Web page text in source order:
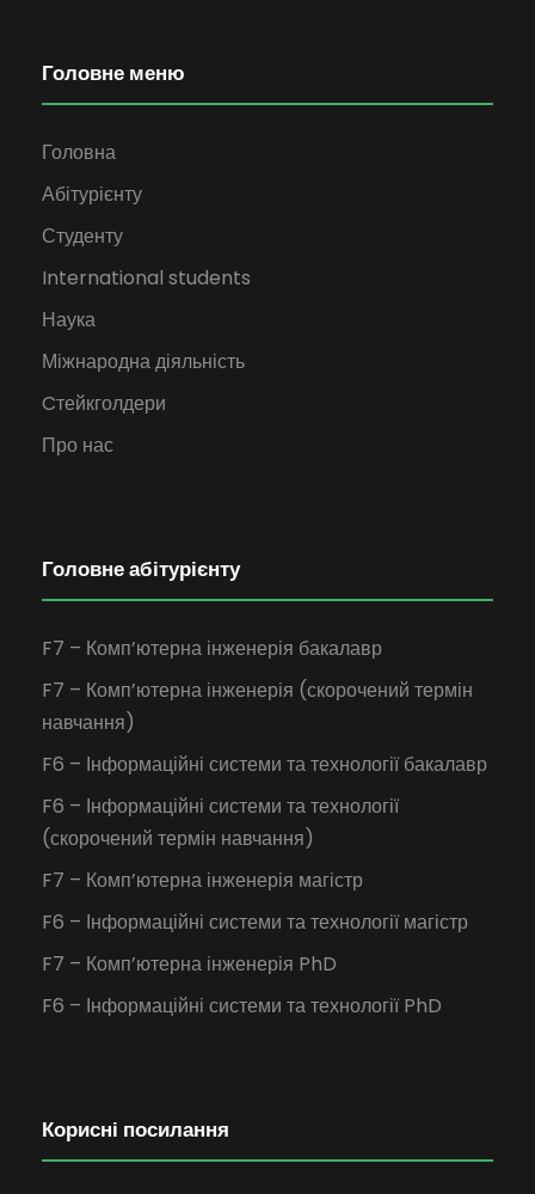
Головне меню
Головна
Абітурієнту
Студенту
International students
Наука
Міжнародна діяльність
Cтейкголдери
Про нас
Головне абітурієнту
F7 – Комп’ютерна інженерія бакалавр
F7 – Комп’ютерна інженерія (скорочений термін
навчання)
F6 – Інформаційні системи та технології бакалавр
F6 – Інформаційні системи та технології
(скорочений термін навчання)
F7 – Комп’ютерна інженерія магістр
F6 – Інформаційні системи та технології магістр
F7 – Комп’ютерна інженерія PhD
F6 – Інформаційні системи та технології PhD
Корисні посилання